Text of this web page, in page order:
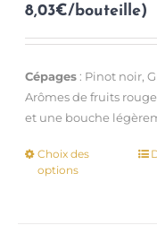
8,03€/bouteille)
Cépages : Pinot noir,
Arômes de fruits
et une bouche
Choix des
options
Ce